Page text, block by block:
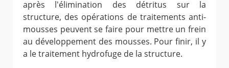
après l'élimination des détritus sur la
structure, des opérations de traitements anti-
mousses peuvent se faire pour mettre un frein
au développement des mousses. Pour finir, il y
a le traitement hydrofuge de la structure.